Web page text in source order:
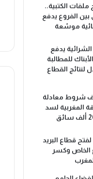
ملفات الكتبية..
الفروع يدفع
موسّعة
يدفع
للمطالبة
لنتائج القطاع
شروط معادلة
المغربية لسد
قطاع البريد
الخاص وكسر